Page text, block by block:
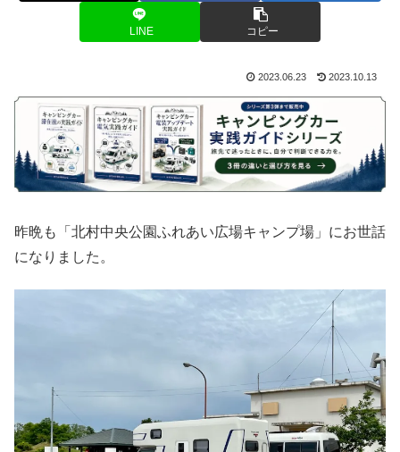
LINE コピー
2023.06.23 2023.10.13
昨晩も「北村中央公園ふれあい広場キャンプ場」にお世話
になりました。